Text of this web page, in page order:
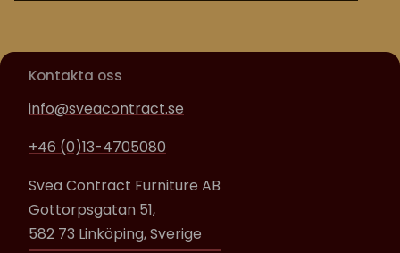
Kontakta oss
info@sveacontract.se
+46 (0)13-4705080
Svea Contract Furniture AB
Gottorpsgatan 51,
582 73 Linköping, Sverige